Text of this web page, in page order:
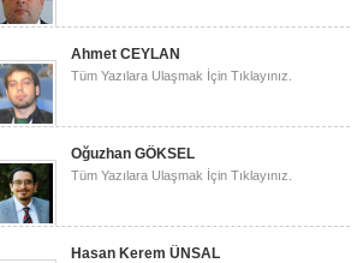
Ahmet CEYLAN
Tüm Yazılara Ulaşmak İçin Tıklayınız.
Oğuzhan GÖKSEL
Tüm Yazılara Ulaşmak İçin Tıklayınız.
Hasan Kerem ÜNSAL